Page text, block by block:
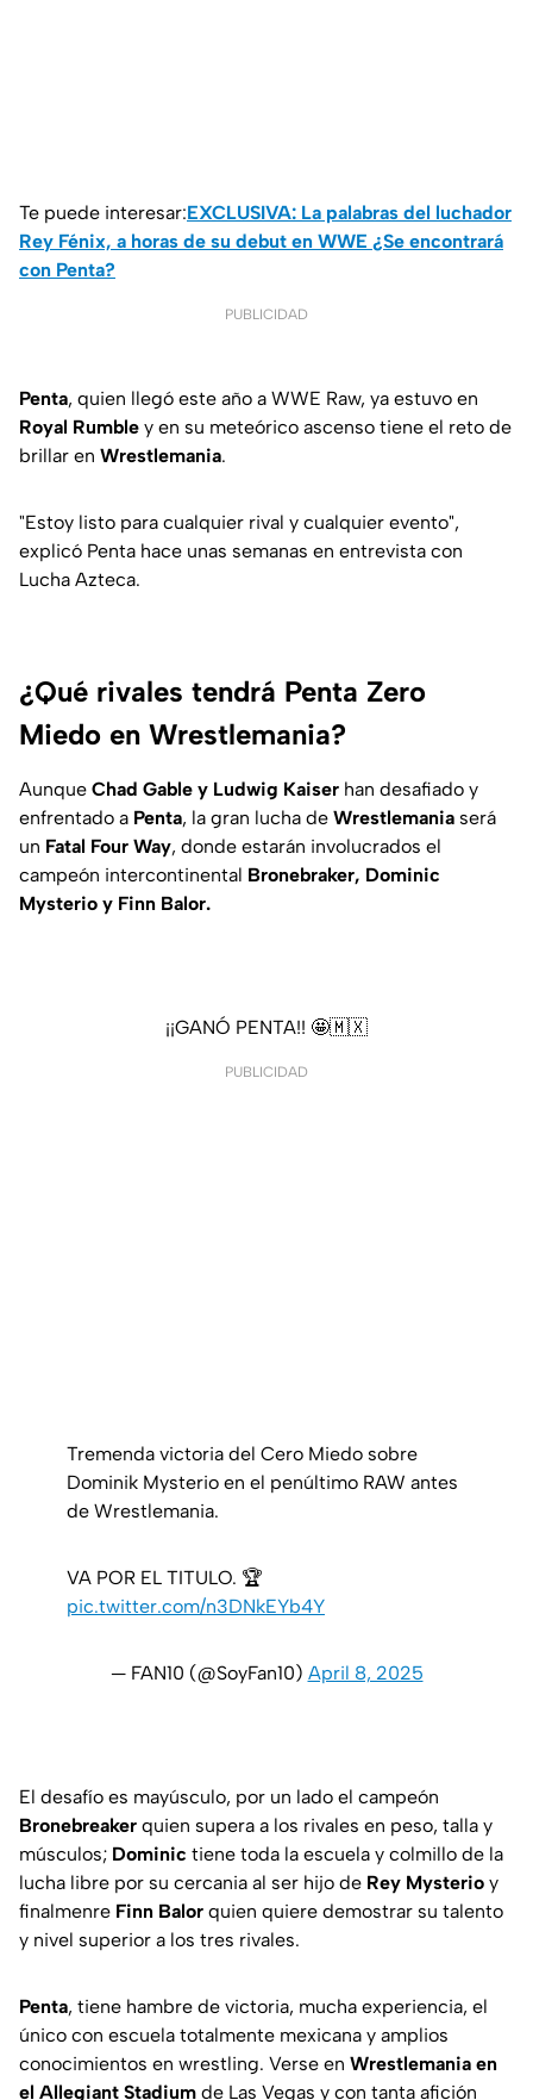
Te puede interesar:EXCLUSIVA: La palabras del luchador
Rey Fénix, a horas de su debut en WWE ¿Se encontrará
con Penta?
PUBLICIDAD
Penta, quien llegó este año a WWE Raw, ya estuvo en
Royal Rumble y en su meteórico ascenso tiene el reto de
brillar en Wrestlemania.
"Estoy listo para cualquier rival y cualquier evento",
explicó Penta hace unas semanas en entrevista con
Lucha Azteca.
¿Qué rivales tendrá Penta Zero
Miedo en Wrestlemania?
Aunque Chad Gable y Ludwig Kaiser han desafiado y
enfrentado a Penta, la gran lucha de Wrestlemania será
un Fatal Four Way, donde estarán involucrados el
campeón intercontinental Bronebraker, Dominic
Mysterio y Finn Balor.
¡¡GANÓ PENTA!! 🤩🇲🇽
PUBLICIDAD
Tremenda victoria del Cero Miedo sobre
Dominik Mysterio en el penúltimo RAW antes
de Wrestlemania.
VA POR EL TITULO. 🏆
pic.twitter.com/n3DNkEYb4Y
— FAN10 (@SoyFan10) April 8, 2025
El desafío es mayúsculo, por un lado el campeón
Bronebreaker quien supera a los rivales en peso, talla y
músculos; Dominic tiene toda la escuela y colmillo de la
lucha libre por su cercania al ser hijo de Rey Mysterio y
finalmenre Finn Balor quien quiere demostrar su talento
y nivel superior a los tres rivales.
Penta, tiene hambre de victoria, mucha experiencia, el
único con escuela totalmente mexicana y amplios
conocimientos en wrestling. Verse en Wrestlemania en
el Allegiant Stadium de Las Vegas y con tanta afición